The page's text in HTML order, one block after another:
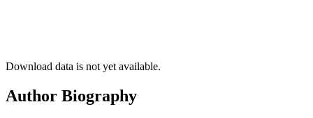
Download data is not yet available.
Author Biography